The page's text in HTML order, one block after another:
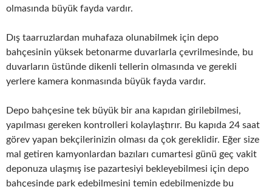
olmasında büyük fayda vardır.
Dış taarruzlardan muhafaza olunabilmek için depo
bahçesinin yüksek betonarme duvarlarla çevrilmesinde, bu
duvarların üstünde dikenli tellerin olmasında ve gerekli
yerlere kamera konmasında büyük fayda vardır.
Depo bahçesine tek büyük bir ana kapıdan girilebilmesi,
yapılması gereken kontrolleri kolaylaştırır. Bu kapıda 24 saat
görev yapan bekçilerinizin olması da çok gereklidir. Eğer size
mal getiren kamyonlardan bazıları cumartesi günü geç vakit
deponuza ulaşmış ise pazartesiyi bekleyebilmesi için depo
bahçesinde park edebilmesini temin edebilmenizde bu